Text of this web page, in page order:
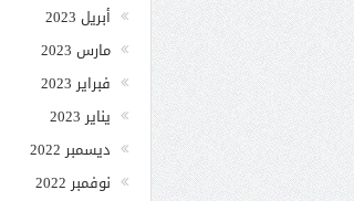
أبريل 2023
مارس 2023
فبراير 2023
يناير 2023
ديسمبر 2022
نوفمبر 2022